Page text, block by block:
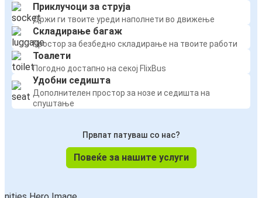
Приклучоци за струја
Држи ги твоите уреди наполнети во движење
Складирање багаж
Простор за безбедно складирање на твоите работи
Тоалети
Погодно достапно на секој FlixBus
Удобни седишта
Дополнителен простор за нозе и седишта на
спуштање
Првпат патуваш со нас?
Повеќе за нашите услуги